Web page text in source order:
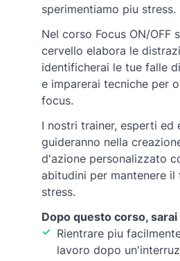
sperimentiamo piu stress.
Nel corso Focus ON/OFF
cervello elabora le
identificherai le tue falle
e imparerai tecniche per
focus.
I nostri trainer, esperti ed
guideranno nella
d'azione personalizzato
abitudini per mantenere
stress.
Dopo questo corso,
Rientrare piu
lavoro dopo